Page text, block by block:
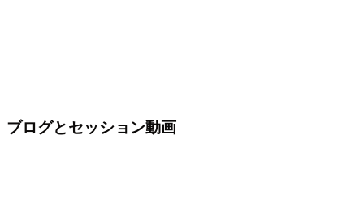
ブログとセッション動画